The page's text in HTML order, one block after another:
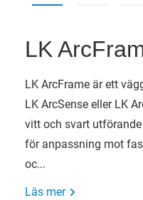
LK
LK ArcFrame är ett
LK ArcSense eller LK
vitt och svart
för anpassning mot
oc...
Läs mer